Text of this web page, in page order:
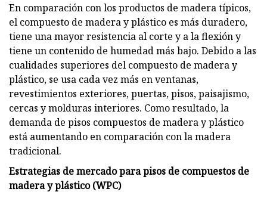
En comparación con los productos de madera típicos,
el compuesto de madera y plástico es más duradero,
tiene una mayor resistencia al corte y a la flexión y
tiene un contenido de humedad más bajo. Debido a las
cualidades superiores del compuesto de madera y
plástico, se usa cada vez más en ventanas,
revestimientos exteriores, puertas, pisos, paisajismo,
cercas y molduras interiores. Como resultado, la
demanda de pisos compuestos de madera y plástico
está aumentando en comparación con la madera
tradicional.
Estrategias de mercado para pisos de compuestos de
madera y plástico (WPC)